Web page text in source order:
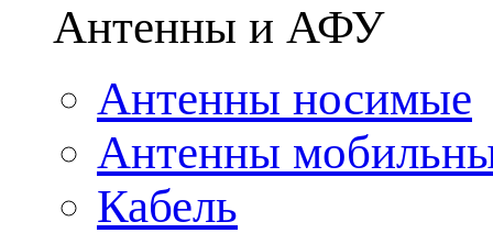
Антенны и АФУ
Антенны носимые
Антенны
Кабель